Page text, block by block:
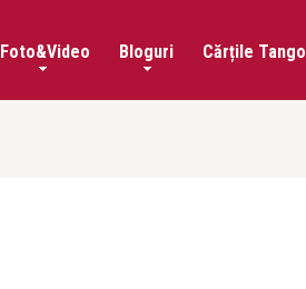
Foto&Video Bloguri Cărțile Tango